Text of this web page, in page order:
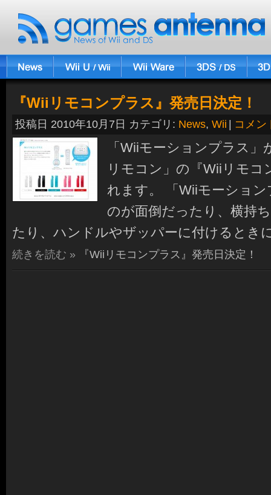
『Wiiリモコンプラス』発売日決定！
投稿日 2010年10月7日 カテゴリ: News, Wii コメン
「Wiiモーションプラス
リモコン」の『Wiiリモコ
れます。 「Wiiモーショ
のが面倒だったり、横持
たり、ハンドルやザッパーに付けるとき
続きを読む » 『Wiiリモコンプラス』発売日決定！